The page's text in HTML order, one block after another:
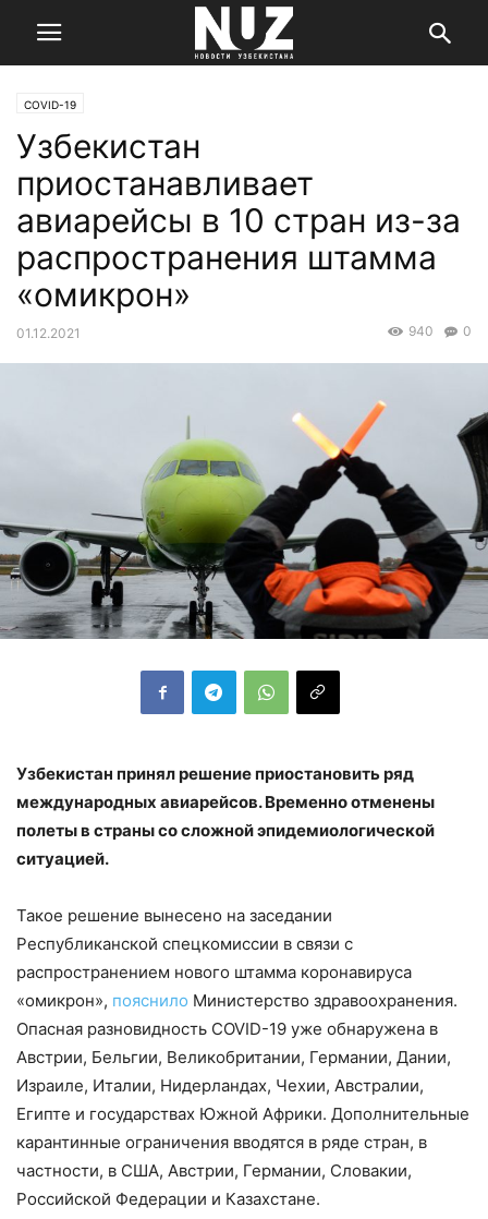
COVID-19
Узбекистан
приостанавливает
авиарейсы в 10 стран из-за
распространения штамма
«омикрон»
01.12.2021 0
940
Узбекистан принял решение приостановить ряд
международных авиарейсов. Временно отменены
полеты в страны со сложной эпидемиологической
ситуацией.
Такое решение вынесено на заседании
Республиканской спецкомиссии в связи с
распространением нового штамма коронавируса
«омикрон», пояснило Министерство здравоохранения.
Опасная разновидность COVID-19 уже обнаружена в
Австрии, Бельгии, Великобритании, Германии, Дании,
Израиле, Италии, Нидерландах, Чехии, Австралии,
Египте и государствах Южной Африки. Дополнительные
карантинные ограничения вводятся в ряде стран, в
частности, в США, Австрии, Германии, Словакии,
Российской Федерации и Казахстане.